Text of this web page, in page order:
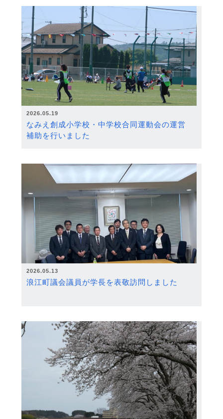
2026.05.19
なみえ創成小学校・中学校合同運動会の運営
補助を行いました
2026.05.13
浪江町議会議員が学長を表敬訪問しました